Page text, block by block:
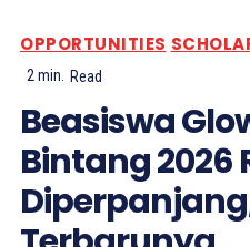
OPPORTUNITIES
2min. Read
Beasiswa
Bintang 2026